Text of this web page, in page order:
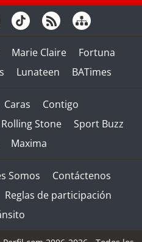
Marie Claire
Fortuna
Lunateen BATimes
Caras
Contigo
Rolling Stone
Sport Buzz
Maxima
Somos
Contáctenos
Reglas de participación